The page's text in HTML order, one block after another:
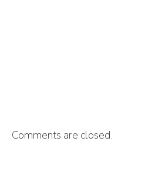
Comments are closed.